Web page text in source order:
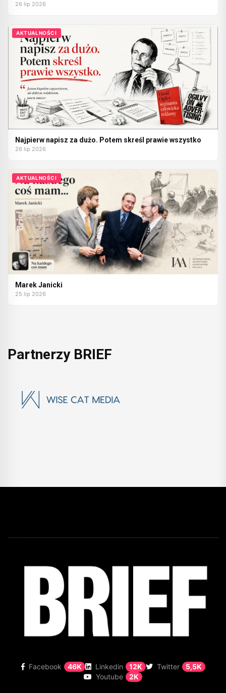
26 lip 2026
AKTUALNOŚCI
Najpierw napisz za dużo. Potem skreśl prawie wszystko
26 lip 2026
AKTUALNOŚCI
Marek Janicki
25 lip 2026
Partnerzy BRIEF
Facebook 46K Linkedin 12K Twitter
5,5K
Youtube
2K